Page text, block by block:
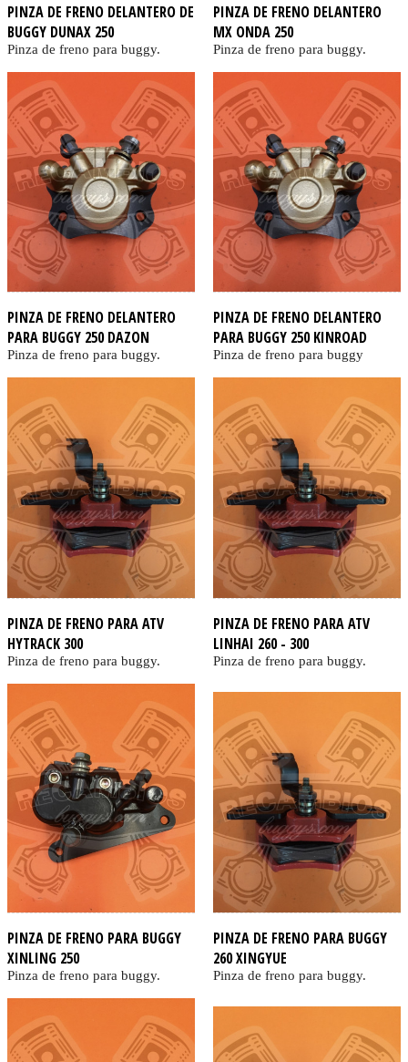
PINZA DE FRENO DELANTERO DE
BUGGY DUNAX 250
Pinza de freno para buggy.
PINZA DE FRENO DELANTERO
MX ONDA 250
Pinza de freno para buggy.
PINZA DE FRENO DELANTERO
PARA BUGGY 250 DAZON
Pinza de freno para buggy.
PINZA DE FRENO DELANTERO
PARA BUGGY 250 KINROAD
Pinza de freno para buggy
PINZA DE FRENO PARA ATV
HYTRACK 300
Pinza de freno para buggy.
PINZA DE FRENO PARA ATV
LINHAI 260 - 300
Pinza de freno para buggy.
PINZA DE FRENO PARA BUGGY
XINLING 250
Pinza de freno para buggy.
PINZA DE FRENO PARA BUGGY
260 XINGYUE
Pinza de freno para buggy.